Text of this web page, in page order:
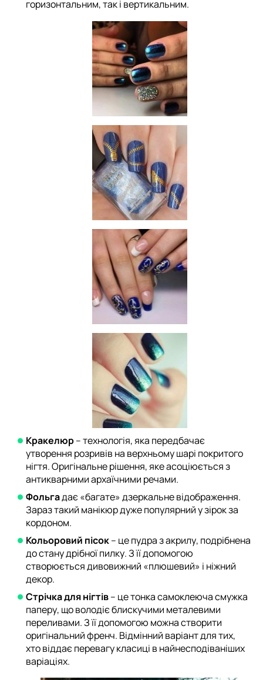
горизонтальним, так і вертикальним.
Кракелюр– технологія, яка передбачає
утворення розривів на верхньому шарі покритого
нігтя. Оригінальне рішення, яке асоціюється з
антикварними архаїчними речами.
Фольгадає «багате» дзеркальне відображення.
Зараз такий манікюр дуже популярний у зірок за
кордоном.
Кольоровий пісок– це пудра з акрилу, подрібнена
до стану дрібної пилку. З її допомогою
створюється дивовижний «плюшевий» і ніжний
декор.
Стрічка для нігтів– це тонка самоклеюча смужка
паперу, що володіє блискучими металевими
переливами. З її допомогою можна створити
оригінальний френч. Відмінний варіант для тих,
хто віддає перевагу класиці в найнесподіваніших
варіаціях.